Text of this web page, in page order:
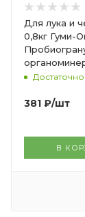
Для лука и
0,8кг Гуми-
удобрение
Достаточно
381 ₽/шт
В